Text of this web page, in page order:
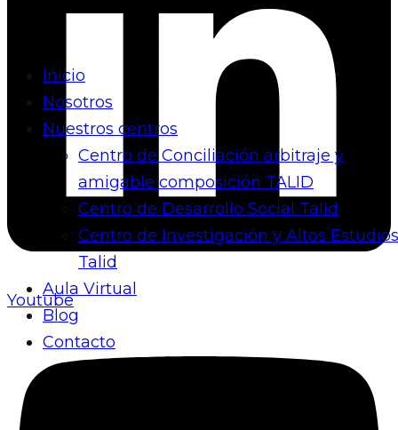
Inicio
Nosotros
Nuestros centros
Centro de Conciliación arbitraje y
amigable composición TALID
Centro de Desarrollo Social Talid
Centro de Investigación y Altos Estudios
Talid
Aula Virtual
Blog
Contacto
Youtube